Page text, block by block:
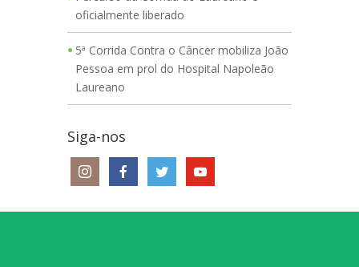
oficialmente liberado
5ª Corrida Contra o Câncer mobiliza João
Pessoa em prol do Hospital Napoleão
Laureano
Siga-nos